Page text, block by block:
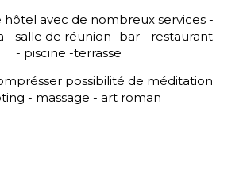
avec de nombreux services -
- salle de réunion -bar - restaurant
- piscine -terrasse
possibilité de méditation
- massage - art roman